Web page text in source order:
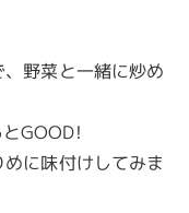
野菜と一緒に炒め
GOOD!
に味付けしてみま